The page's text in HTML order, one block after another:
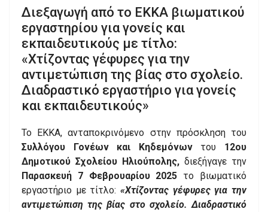
Διεξαγωγή από το ΕΚΚΑ βιωματικού
εργαστηρίου για γονείς και
εκπαιδευτικούς με τίτλο:
«Χτίζοντας γέφυρες για την
αντιμετώπιση της βίας στο σχολείο.
Διαδραστικό εργαστήριο για γονείς
και εκπαιδευτικούς»
Το ΕΚΚΑ, ανταποκρινόμενο στην πρόσκληση του
Συλλόγου Γονέων και Κηδεμόνων του 12ου
Δημοτικού Σχολείου Ηλιούπολης, διεξήγαγε την
Παρασκευή 7 Φεβρουαρίου 2025 το βιωματικό
εργαστήριο με τίτλο: «Χτίζοντας γέφυρες για την
αντιμετώπιση της βίας στο σχολείο. Διαδραστικό